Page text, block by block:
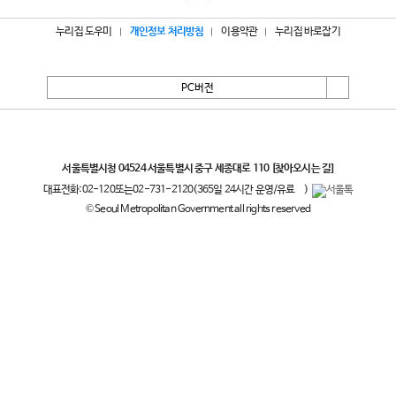
누리집 도우미 개인정보 처리방침 이용약관 누리집 바로잡기
PC버전
서울특별시청 04524 서울특별시 중구 세종대로 110 [찾아오시는 길]
대표전화:02-120또는02-731-2120(365일 24시간 운영/유료
)
© Seoul Metropolitan Government all rights reserved